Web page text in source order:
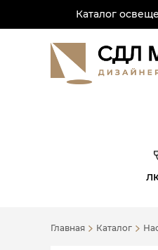
Каталог
Главная Каталог